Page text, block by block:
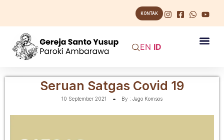
KONTAK
EN ID
Seruan Satgas Covid 19
10 September 2021 By : Jago Komsos